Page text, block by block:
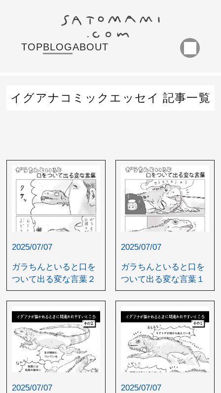
TOPBLOGABOUT
イグアナコミックエッセイ 記事一覧
2025/07/07
ガラちんといると口を
ついて出る変な言葉２
2025/07/07
ガラちんといると口を
ついて出る変な言葉１
2025/07/07 2025/07/07